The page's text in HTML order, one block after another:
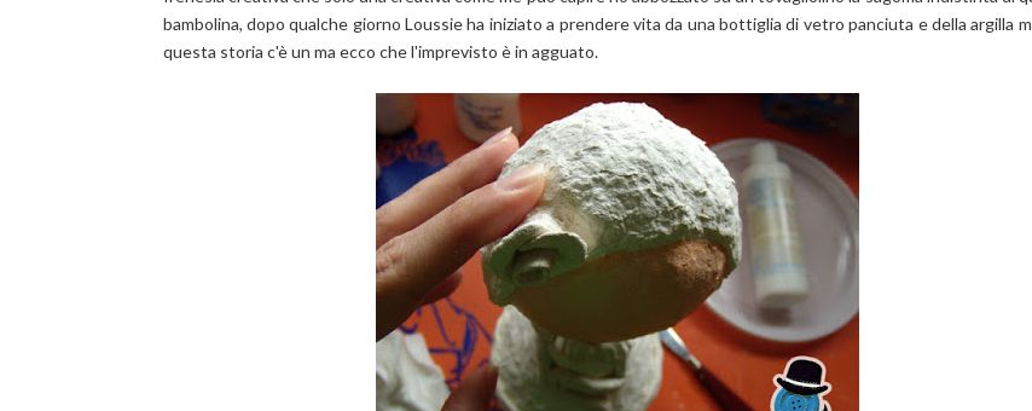
bambolina, dopo qualche giorno Loussie ha iniziato a prendere vita da una bottiglia di vetro panciuta e della argilla
questa storia c'è un ma ecco che l'imprevisto è in agguato.